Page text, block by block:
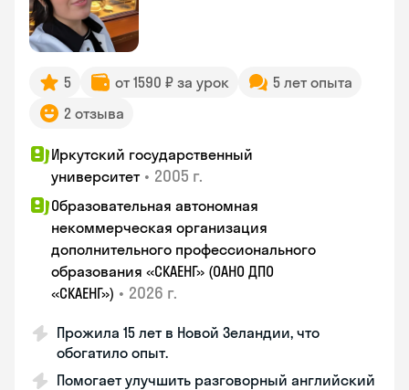
5 от 1590 ₽ за урок
5 лет опыта
2 отзыва
Иркутский государственный
университет • 2005 г.
Образовательная автономная
некоммерческая организация
дополнительного профессионального
образования «СКАЕНГ» (ОАНО ДПО
«СКАЕНГ») • 2026 г.
Прожила 15 лет в Новой Зеландии, что
обогатило опыт.
Помогает улучшить разговорный английский